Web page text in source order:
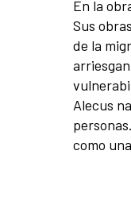
En la
Sus
de la
Alecus
como